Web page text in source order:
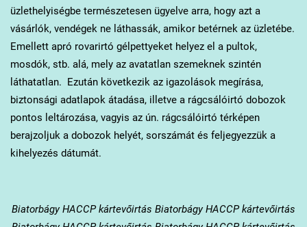
üzlethelyiségbe természetesen ügyelve arra, hogy azt a
vásárlók, vendégek ne láthassák, amikor betérnek az üzletébe.
Emellett apró rovarirtó gélpettyeket helyez el a pultok,
mosdók, stb. alá, mely az avatatlan szemeknek szintén
láthatatlan. Ezután következik az igazolások megírása,
biztonsági adatlapok átadása, illetve a rágcsálóirtó dobozok
pontos leltározása, vagyis az ún. rágcsálóirtó térképen
berajzoljuk a dobozok helyét, sorszámát és feljegyezzük a
kihelyezés dátumát.
BiatorbágyHACCP kártevőirtás Biatorbágy HACCP kártevőirtás